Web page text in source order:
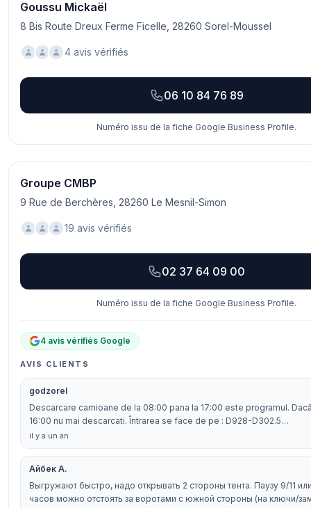
Goussu Mickaël
8 Bis Route Dreux Ferme Ficelle, 28260 Sorel-Moussel
4 avis vérifiés
06 10 84 76 89
Numéro issu de la fiche Google Business Profile.
Groupe CMBP
9 Rue de Berchères, 28260 Le Mesnil-Simon
19 avis vérifiés
02 37 64 09 00
Numéro issu de la fiche Google Business Profile.
4 avis vérifiés Google
AVIS CLIENTS
godzorel
Descarcare camioane de la 08:00 pana la 17:00 este programul.
16:00 nu mai descarcati. Întrarea se face de pe : D928-D302.5…
il y a un an
Айбек А.
Выгружают быстро, надо открывать 2 стороны тента. Паузу 9/11
часов можно отстоять за воротами с южной стороны (на ключи/